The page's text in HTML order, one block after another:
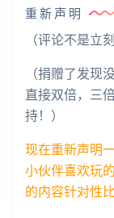
重新声明
（评论不是立
（捐赠了发现
直接双倍，三
持！）
现在重新声明
小伙伴喜欢玩
的内容针对性比